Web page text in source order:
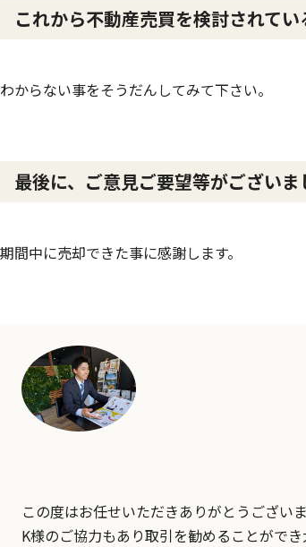
これから不動産売買を検討されて
わからない事をそうだんしてみて下さい。
最後に、ご意見ご要望等がござい
期間中に売却できた事に感謝します。
この度はお任せいただきありがとうござい
K様のご協力もあり取引を勧めることができ